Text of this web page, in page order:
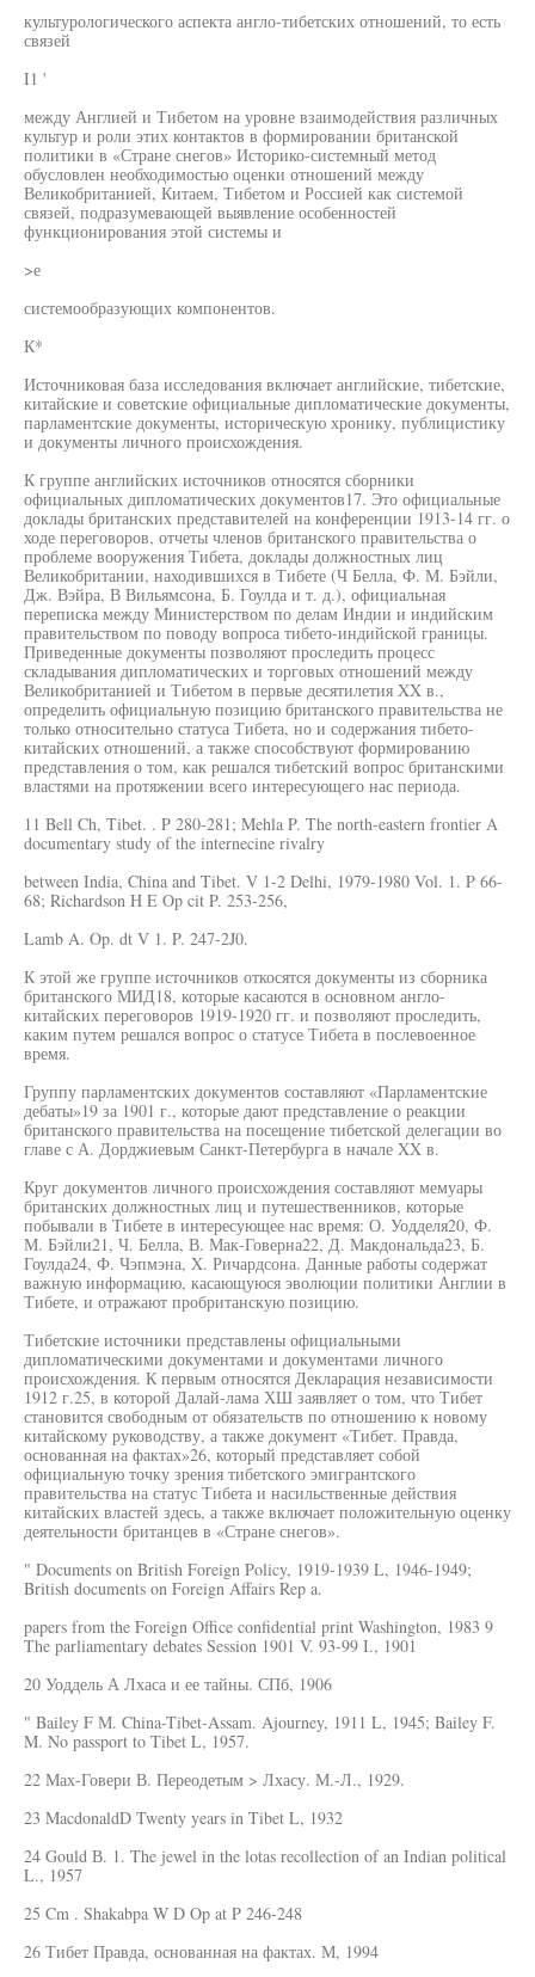
культурологического аспекта англо-тибетских отношений, то есть
связей
I1 '
между Англией и Тибетом на уровне взаимодействия различных
культур и роли этих контактов в формировании британской
политики в «Стране снегов» Историко-системный метод
обусловлен необходимостью оценки отношений между
Великобританией, Китаем, Тибетом и Россией как системой
связей, подразумевающей выявление особенностей
функционирования этой системы и
>е
системообразующих компонентов.
К*
Источниковая база исследования включает английские, тибетские,
китайские и советские официальные дипломатические документы,
парламентские документы, историческую хронику, публицистику
и документы личного происхождения.
К группе английских источников относятся сборники
официальных дипломатических документов17. Это официальные
доклады британских представителей на конференции 1913-14 гг. о
ходе переговоров, отчеты членов британского правительства о
проблеме вооружения Тибета, доклады должностных лиц
Великобритании, находившихся в Тибете (Ч Белла, Ф. М. Бэйли,
Дж. Вэйра, В Вильямсона, Б. Гоулда и т. д.), официальная
переписка между Министерством по делам Индии и индийским
правительством по поводу вопроса тибето-индийской границы.
Приведенные документы позволяют проследить процесс
складывания дипломатических и торговых отношений между
Великобританией и Тибетом в первые десятилетия XX в.,
определить официальную позицию британского правительства не
только относительно статуса Тибета, но и содержания тибето-
китайских отношений, а также способствуют формированию
представления о том, как решался тибетский вопрос британскими
властями на протяжении всего интересующего нас периода.
11 Bell Ch, Tibet. . P 280-281; Mehla P. The north-eastern frontier A
documentary study of the internecine rivalry
between India, China and Tibet. V 1-2 Delhi, 1979-1980 Vol. 1. P 66-
68; Richardson H E Op cit P. 253-256,
Lamb A. Op. dt V 1. P. 247-2J0.
К этой же группе источников откосятся документы из сборника
британского МИД18, которые касаются в основном англо-
китайских переговоров 1919-1920 гг. и позволяют проследить,
каким путем решался вопрос о статусе Тибета в послевоенное
время.
Группу парламентских документов составляют «Парламентские
дебаты»19 за 1901 г., которые дают представление о реакции
британского правительства на посещение тибетской делегации во
главе с А. Дорджиевым Санкт-Петербурга в начале XX в.
Круг документов личного происхождения составляют мемуары
британских должностных лиц и путешественников, которые
побывали в Тибете в интересующее нас время: О. Уодделя20, Ф.
М. Бэйли21, Ч. Белла, В. Мак-Говерна22, Д. Макдональда23, Б.
Гоулда24, Ф. Чэпмэна, X. Ричардсона. Данные работы содержат
важную информацию, касающуюся эволюции политики Англии в
Тибете, и отражают пробританскую позицию.
Тибетские источники представлены официальными
дипломатическими документами и документами личного
происхождения. К первым относятся Декларация независимости
1912 г.25, в которой Далай-лама ХШ заявляет о том, что Тибет
становится свободным от обязательств по отношению к новому
китайскому руководству, а также документ «Тибет. Правда,
основанная на фактах»26, который представляет собой
официальную точку зрения тибетского эмигрантского
правительства на статус Тибета и насильственные действия
китайских властей здесь, а также включает положительную оценку
деятельности британцев в «Стране снегов».
" Documents on British Foreign Policy, 1919-1939 L, 1946-1949;
British documents on Foreign Affairs Rep a.
papers from the Foreign Office confidential print Washington, 1983 9
The parliamentary debates Session 1901 V. 93-99 I., 1901
20 Уоддель А Лхаса и ее тайны. СПб, 1906
" Bailey F М. China-Tibet-Assam. Ajourney, 1911 L, 1945; Bailey F.
M. No passport to Tibet L, 1957.
22 Мах-Говери В. Переодетым > Лхасу. М.-Л., 1929.
23 MacdonaldD Twenty years in Tibet L, 1932
24 Gould В. 1. The jewel in the lotas recollection of an Indian political
L., 1957
25 Cm . Shakabpa W D Op at P 246-248
26 Тибет Правда, основанная на фактах. М, 1994